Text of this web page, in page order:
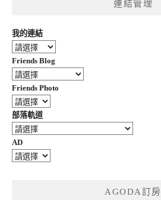
連結管理
我的連結
Friends Blog
Friends Photo
部落軌道
AD
AGODA訂房